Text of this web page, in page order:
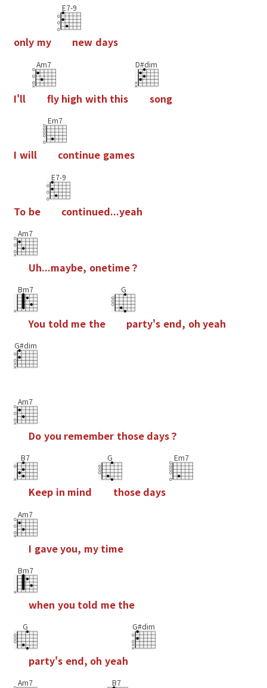
only my
E7-9
new days
I'll
Am7
fy high with this
D#dim
song
I will
Em7
continue games
To be
E7-9
continued...yeah
Am7
Uh...maybe, onetime？
Bm7
You told me the
G
party's end, oh yeah
G#dim
Am7
Do you remember those days？
B7
Keep in mind
G
those days
Em7
Am7
I gaveyou, my time
Bm7
when you told me the
G
party's end, oh yeah
G#dim
Am7 B7